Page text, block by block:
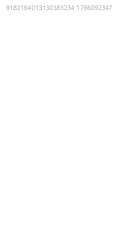
9182164013130383234:1786092347